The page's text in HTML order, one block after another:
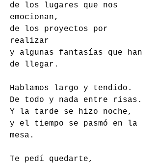
de los lugares que nos
emocionan,
de los proyectos por
realizar
y algunas fantasías que han
de llegar.
Hablamos largo y tendido.
De todo y nada entre risas.
Y la tarde se hizo noche,
y el tiempo se pasmó en la
mesa.
Te pedí quedarte,